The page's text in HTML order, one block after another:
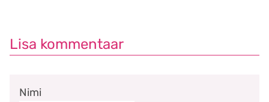
Lisa kommentaar
Nimi